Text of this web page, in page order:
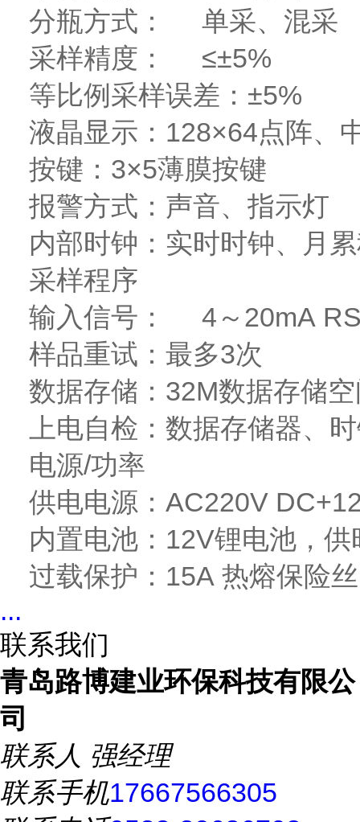
分瓶方式： 单采、混采
采样精度： ≤±5%
等比例采样误差：±5%
液晶显示：128×64点阵、
按键：3×5薄膜按键
报警方式：声音、指示灯
内部时钟：实时时钟、月
采样程序
输入信号： 4～20mA
样品重试：最多3次
数据存储：32M数据存储
上电自检：数据存储器、
电源/功率
供电电源：AC220V
内置电池：12V锂电池，供
过载保护：15A 热熔保险丝
...
联系我们
青岛路博建业环保科技有限公
司
联系人 强经理
联系手机17667566305